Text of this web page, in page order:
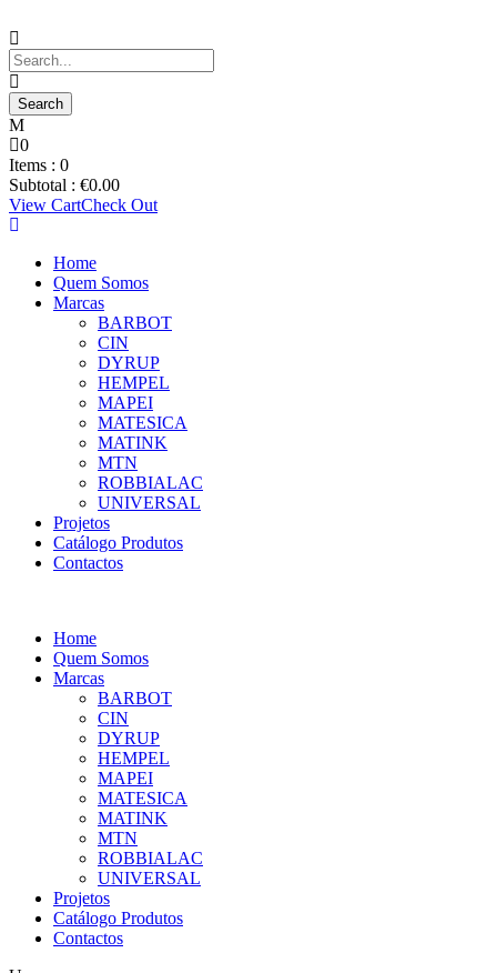
0
Items : 0
Subtotal : €0.00
View CartCheck Out
Home
Quem Somos
Marcas
BARBOT
CIN
DYRUP
HEMPEL
MAPEI
MATESICA
MATINK
MTN
ROBBIALAC
UNIVERSAL
Projetos
Catálogo Produtos
Contactos
Home
Quem Somos
Marcas
BARBOT
CIN
DYRUP
HEMPEL
MAPEI
MATESICA
MATINK
MTN
ROBBIALAC
UNIVERSAL
Projetos
Catálogo Produtos
Contactos